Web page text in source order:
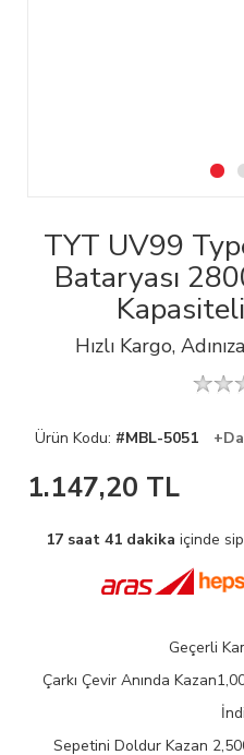
TYT UV99
Bataryası
Hızlı Kargo,
Ürün Kodu: #MBL-5051
1.147,20 TL
17 saat 41 dakika içinde
Geçerli
Çarkı Çevir Anında Kazan
Sepetini Doldur Kazan